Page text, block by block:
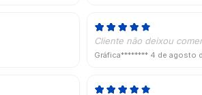
Cliente não deixou
Gráfica******** 4 de agosto